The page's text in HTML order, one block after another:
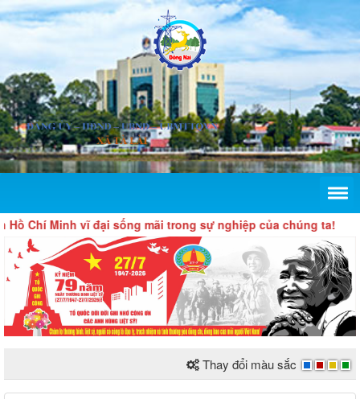
Chí Minh vĩ đại sống mãi trong sự nghiệp của chúng ta!
Thay đổi màu sắc